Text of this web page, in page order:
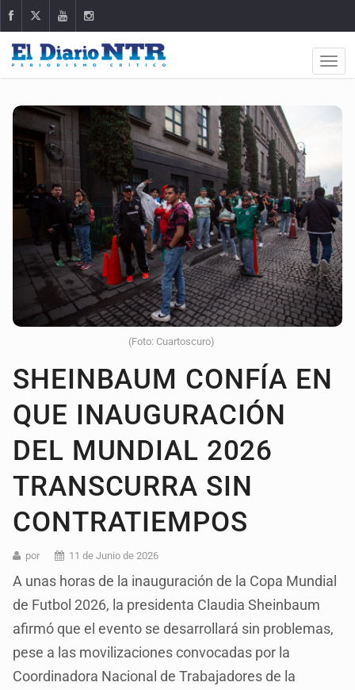
(Foto: Cuartoscuro)
SHEINBAUM CONFÍA EN
QUE INAUGURACIÓN
DEL MUNDIAL 2026
TRANSCURRA SIN
CONTRATIEMPOS
por 11 de Junio de 2026
A unas horas de la inauguración de la Copa Mundial
de Futbol 2026, la presidenta Claudia Sheinbaum
afirmó que el evento se desarrollará sin problemas,
pese a las movilizaciones convocadas por la
Coordinadora Nacional de Trabajadores de la